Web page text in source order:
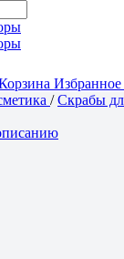
Избранное
/Скрабы